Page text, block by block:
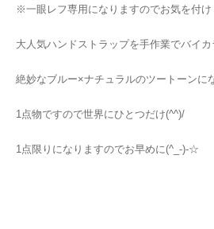
※一眼レフ専用になりますのでお気を付
大人気ハンドストラップを手作業でバイ
絶妙なブルー×ナチュラルのツートーンに
1点物ですので世界にひとつだけ(^^)/
1点限りになりますのでお早めに(^_-)-☆